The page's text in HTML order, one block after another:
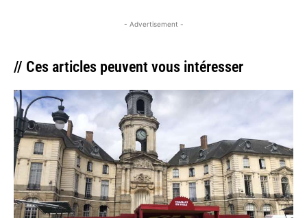
- Advertisement -
// Ces articles peuvent vous intéresser